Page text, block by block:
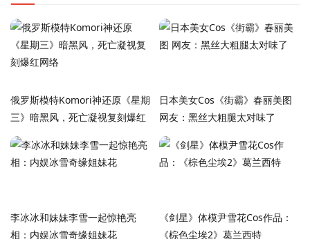
俄罗斯模特Komori神还原《星期
三》暗黑风，死亡凝视复刻爆红
网络
日本美女Cos《街霸》春丽美图
网友：黑丝大粗腿太对味了
李冰冰和妹妹李雪一起惊艳亮
相：内娱冰雪奇缘姐妹花
《剑星》体模尹雪花Cos作品：
《棕色尘埃2》葛兰西特